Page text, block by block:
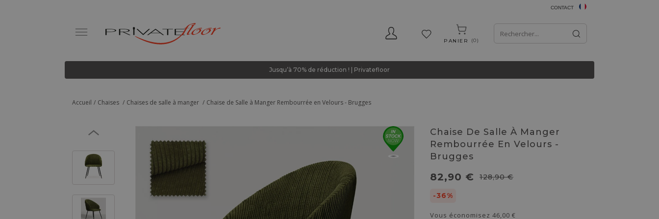
CONTACT
PANIER 0
Jusqu’à 70% de réduction ! | Privatefloor
Accueil Chaises Chaises de salle à manger Chaise de Salle à Manger Rembourrée en Velours - Brugges
Chaise De Salle À Manger
Rembourrée En Velours -
Brugges
82,90 € 128,90 €
-36%
Vous économisez 46,00 €